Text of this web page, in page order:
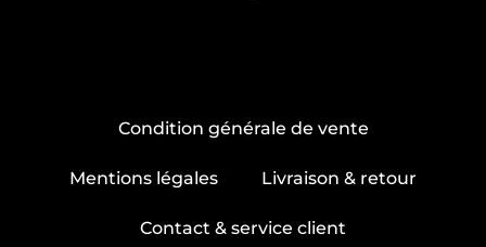
Condition générale de vente
Mentions légales Livraison & retour
Contact & service client